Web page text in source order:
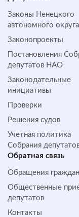
Законы Ненецкого
автономного округа
Законопроекты
Постановления
депутатов НАО
Законодательные
инициативы
Проверки
Решения судов
Учетная политика
Собрания
Обратная cвязь
Обращения граждан
Общественные
депутатов
Контакты